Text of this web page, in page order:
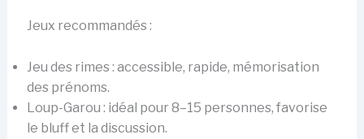
Jeux recommandés :
Jeu des rimes : accessible, rapide, mémorisation
des prénoms.
Loup-Garou : idéal pour 8–15 personnes, favorise
le bluff et la discussion.